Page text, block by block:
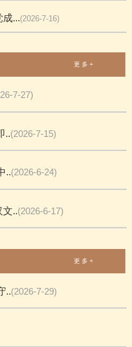
...(2026-7-16)
更 多 +
7-27)
..(2026-7-15)
..(2026-6-24)
文..(2026-6-17)
更 多 +
..(2026-7-29)